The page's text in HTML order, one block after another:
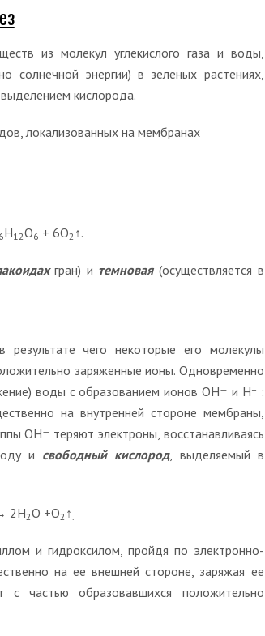
из молекул углекислого газа и воды,
солнечной энергии) в зеленых растениях,
кислорода.
локализованных на мембранах
6Н12O6 + 6O2 ↑.
гран) и темновая(осуществляется в
чего некоторые его молекулы
заряженные ионы. Одновременно
воды с образованием ионов ОН— и Н+ :
на внутренней стороне мембраны,
ОН— теряют электроны, восстанавливаясь
и свободный кислород, выделяемый в
2Н2О +O2 ↑
и гидроксилом, пройдя по электронно-
на ее внешней стороне, заряжая ее
с частью образовавшихся положительно